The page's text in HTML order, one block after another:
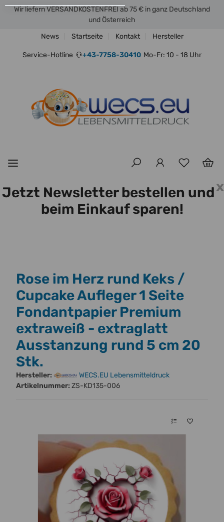
Wir liefern VERSANDKOSTENFREI ab 75 € in ganz Deutschland
und Österreich
News
Startseite Kontakt Hersteller
Service-Hotline +43-7758-30410 Mo-Fr: 10 - 18 Uhr
x
Jetzt Newsletter bestellen und
beim Einkauf sparen!
Rose im Herz rund Keks /
Cupcake Aufleger 1 Seite
Fondantpapier Premium
extraweiß - extraglatt
Ausstanzung rund 5 cm 20
Stk.
Hersteller:
WECS.EU Lebensmitteldruck
Artikelnummer: ZS-KD135-006